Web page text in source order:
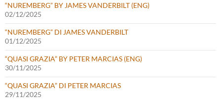
“NUREMBERG” BY JAMES VANDERBILT (ENG)
02/12/2025
“NUREMBERG” DI JAMES VANDERBILT
01/12/2025
“QUASI GRAZIA” BY PETER MARCIAS (ENG)
30/11/2025
“QUASI GRAZIA” DI PETER MARCIAS
29/11/2025